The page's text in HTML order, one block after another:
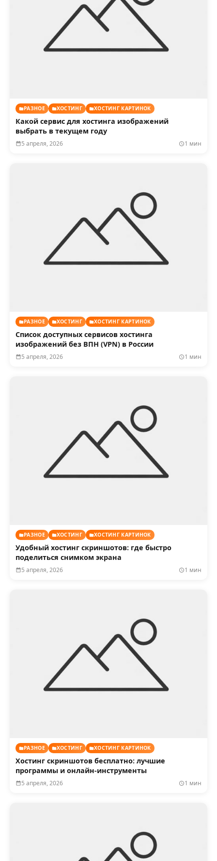
РАЗНОЕ ХОСТИНГ ХОСТИНГ КАРТИНОК
Какой сервис для хостинга изображений
выбрать в текущем году
5 апреля, 2026 1 мин
РАЗНОЕ ХОСТИНГ ХОСТИНГ КАРТИНОК
Список доступных сервисов хостинга
изображений без ВПН (VPN) в России
5 апреля, 2026 1 мин
РАЗНОЕ ХОСТИНГ ХОСТИНГ КАРТИНОК
Удобный хостинг скриншотов: где быстро
поделиться снимком экрана
5 апреля, 2026 1 мин
РАЗНОЕ ХОСТИНГ ХОСТИНГ КАРТИНОК
Хостинг скриншотов бесплатно: лучшие
программы и онлайн-инструменты
5 апреля, 2026 1 мин